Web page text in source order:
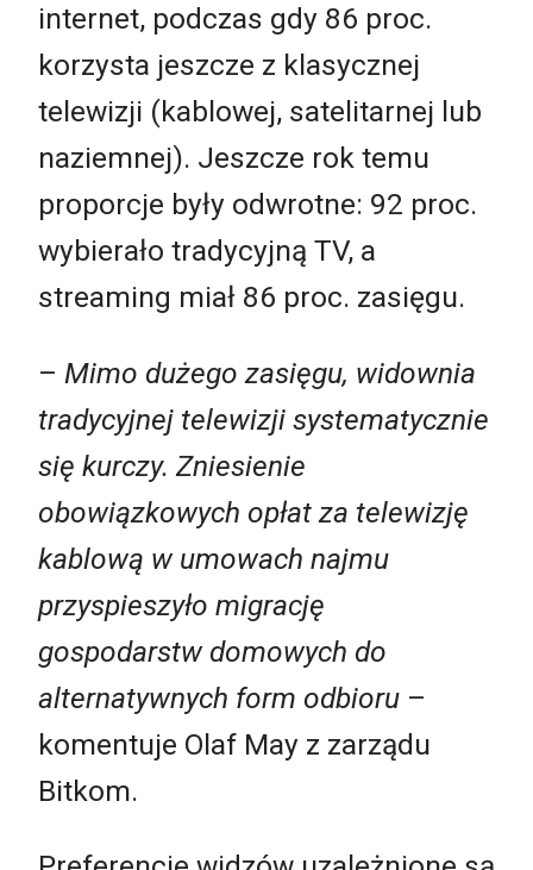
internet, podczas gdy 86 proc.
korzysta jeszcze z klasycznej
telewizji (kablowej, satelitarnej lub
naziemnej). Jeszcze rok temu
proporcje były odwrotne: 92 proc.
wybierało tradycyjną TV, a
streaming miał 86 proc. zasięgu.
– Mimo dużego zasięgu, widownia
tradycyjnej telewizji systematycznie
się kurczy. Zniesienie
obowiązkowych opłat za telewizję
kablową w umowach najmu
przyspieszyło migrację
gospodarstw domowych do
alternatywnych form odbioru –
komentuje Olaf May z zarządu
Bitkom.